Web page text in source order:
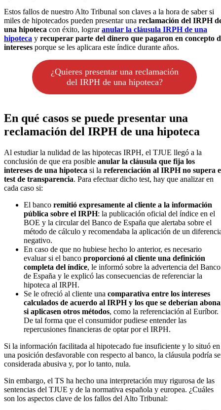
Estos fallos de nuestro Alto Tribunal son claves a la hora de saber si
miles de hipotecados pueden presentar una reclamación del IRPH
una hipoteca con éxito, lograranular la cláusula IRPH de una
hipoteca y recuperar parte del dinero que pagaron en concepto
intereses porque se les aplicara este índice durante años.
¿Quieres presentar una reclamación
del IRPH de una hipoteca?
En qué casos se puede presentar una
reclamación del IRPH de una hipoteca
Al estudiar la nulidad de las hipotecas IRPH, el TJUE llegó a la
conclusión de que era posible anular la cláusula que fija los
intereses de una hipoteca si la referenciación al IRPH no supera
test de transparencia. Para efectuar dicho test, hay que analizar en
cada caso si:
El banco remitió expresamente al cliente a la información
pública sobre el IRPH: la publicación oficial del índice en el
BOE y la circular del Banco de España que alertaba sobre el
método de cálculo y recomendaba la aplicación de un
negativo.
En caso de que no hubiese hecho lo anterior, es necesario
evaluar si el banco proporcionó al cliente una definición
completa del índice, le informó sobre la advertencia del Banco
de España y le explicó las consecuencias de referenciar la
hipoteca al IRPH.
Se le ofreció al cliente una comparativa entre los intereses
calculados de acuerdo al IRPH y los que se deberían
si aplicasen otros métodos, como la referenciación al Euríbor.
De tal forma que el consumidor pudiese entender las
repercusiones financieras de optar por el IRPH.
Si la información facilitada al hipotecado fue insuficiente y lo situó en
una posición desfavorable con respecto al banco, la cláusula podría
considerada abusiva y, por lo tanto, nula.
Sin embargo, el TS ha hecho una interpretación muy rigurosa de las
sentencias del TJUE y de la normativa española y europea. ¿Cuáles
son los aspectos clave de los fallos del Alto Tribunal: